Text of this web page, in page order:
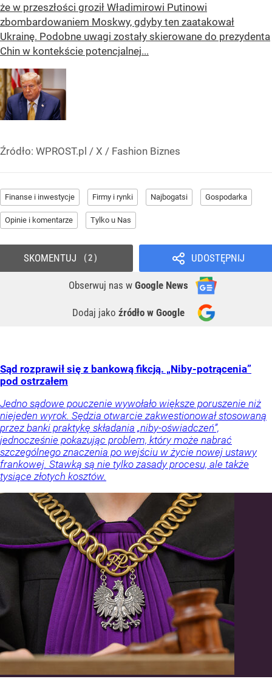
że w przeszłości groził Władimirowi Putinowi
zbombardowaniem Moskwy, gdyby ten zaatakował
Ukrainę. Podobne uwagi zostały skierowane do prezydenta
Chin w kontekście potencjalnej...
Źródło: WPROST.pl / X / Fashion Biznes
Finanse i inwestycje Firmy i rynki Najbogatsi Gospodarka
Opinie i komentarze Tylko u Nas
UDOSTĘPNIJ
Obserwuj nas w Google News
Dodaj jako źródło w Google
SKOMENTUJ 2
Sąd rozprawił się z bankową fikcją. „Niby-potrącenia”
pod ostrzałem
Jedno sądowe pouczenie wywołało większe poruszenie niż
niejeden wyrok. Sędzia otwarcie zakwestionował stosowaną
przez banki praktykę składania „niby-oświadczeń”,
jednocześnie pokazując problem, który może nabrać
szczególnego znaczenia po wejściu w życie nowej ustawy
frankowej. Stawką są nie tylko zasady procesu, ale także
tysiące złotych kosztów.